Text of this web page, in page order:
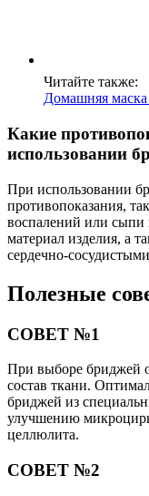
Читайте также:
Домашняя
Какие
использовании
При использовании
противопоказания,
воспалений или сыпи
материал изделия, а
сердечно-
Полезные
СОВЕТ №1
При выборе бриджей
состав ткани.
бриджей из
улучшению
целлюлита.
СОВЕТ №2